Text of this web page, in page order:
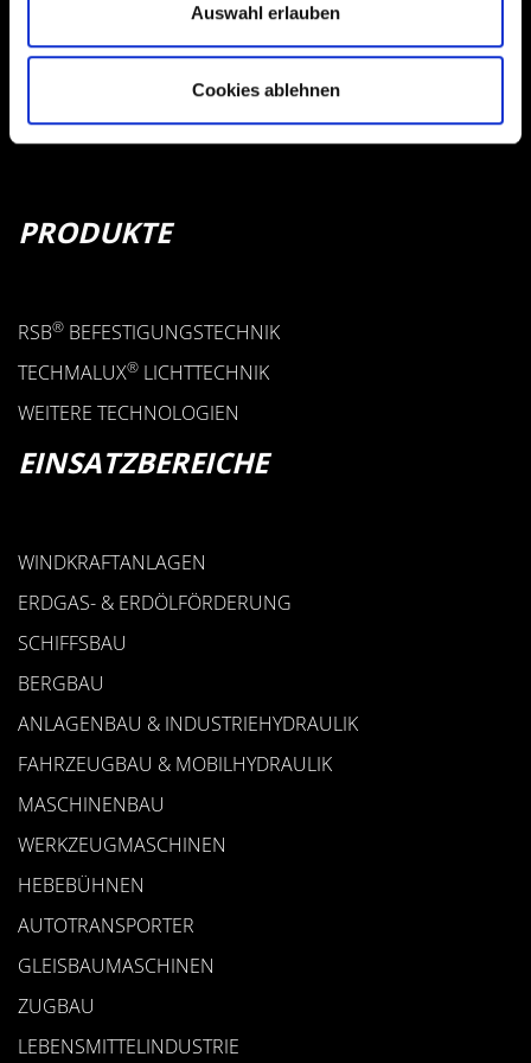
Auswahl erlauben
Cookies ablehnen
D-78727 OBERNDORF
+49 7423 9298-0
FKB@FKB-GMBH.COM
PRODUKTE
RSB® BEFESTIGUNGSTECHNIK
TECHMALUX® LICHTTECHNIK
WEITERE TECHNOLOGIEN
EINSATZBEREICHE
WINDKRAFTANLAGEN
ERDGAS- & ERDÖLFÖRDERUNG
SCHIFFSBAU
BERGBAU
ANLAGENBAU & INDUSTRIEHYDRAULIK
FAHRZEUGBAU & MOBILHYDRAULIK
MASCHINENBAU
WERKZEUGMASCHINEN
HEBEBÜHNEN
AUTOTRANSPORTER
GLEISBAUMASCHINEN
ZUGBAU
LEBENSMITTELINDUSTRIE